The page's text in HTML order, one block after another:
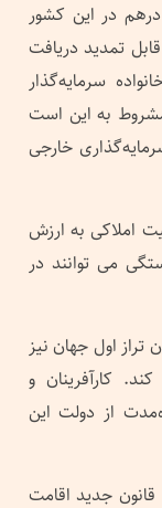
که معادل ۱۰ میلیون درهم در این کشور
می‌تواند اقامت ۱۰ ساله قابل تمدید دریافت
سرمایه‌گذار
به این است
خارجی
املاکی به ارزش
می توانند در
اول جهان نیز
کند. کارآفرینان و
از دولت این
قانون جدید اقامت